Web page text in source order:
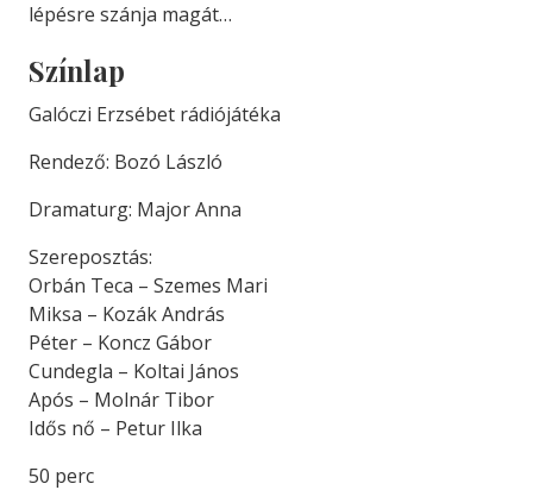
lépésre szánja magát…
Színlap
Galóczi Erzsébet rádiójátéka
Rendező: Bozó László
Dramaturg: Major Anna
Szereposztás:
Orbán Teca – Szemes Mari
Miksa – Kozák András
Péter – Koncz Gábor
Cundegla – Koltai János
Após – Molnár Tibor
Idős nő – Petur Ilka
50 perc